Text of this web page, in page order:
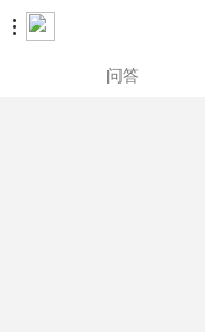

问答